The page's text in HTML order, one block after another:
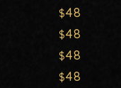
48
48
48
48